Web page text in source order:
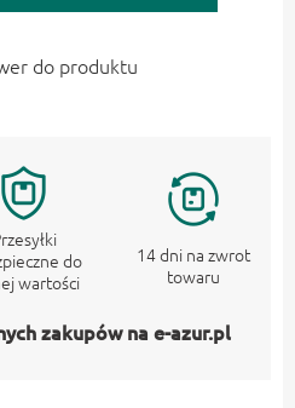
do produktu
do
wartości
14 dni na zwrot
towaru
zakupów na e-azur.pl